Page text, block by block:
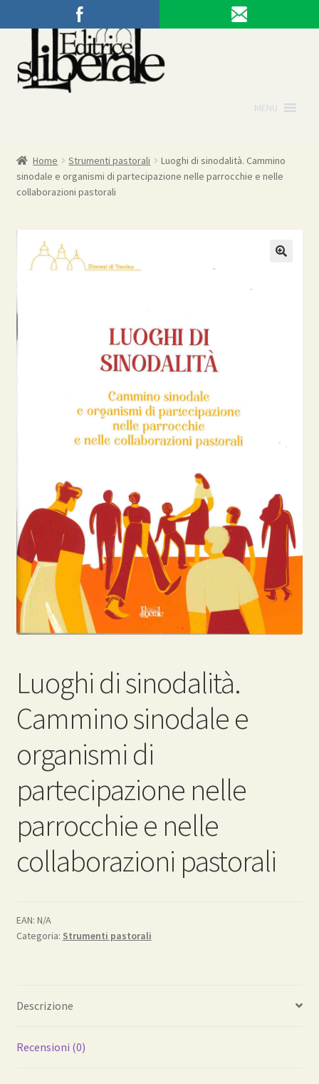
Vai
alla
navigazione
Vai
contenuto
MENU
Home Strumenti pastorali
Luoghi di sinodalità. Cammino
sinodale e organismi di partecipazione nelle parrocchie e nelle
collaborazioni pastorali
Luoghi di sinodalità.
Cammino sinodale e
organismi di
partecipazione nelle
parrocchie e nelle
collaborazioni pastorali
EAN: N/A
Categoria: Strumenti pastorali
Descrizione
Recensioni (0)